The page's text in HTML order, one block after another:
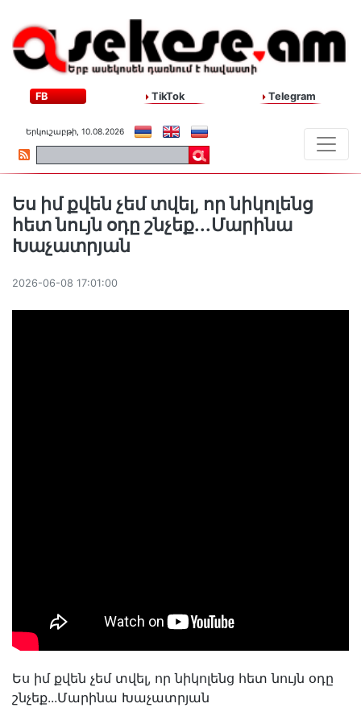
FB TikTok Telegram
Երկուշաբթի, 10.08.2026
Ես իմ քվեն չեմ տվել, որ նիկոլենց
հետ նույն օդը շնչեք...Մարինա
Խաչատրյան
2026-06-08 17:01:00
Ես իմ քվեն չեմ տվել, որ նիկոլենց հետ նույն օդը
շնչեք...Մարինա Խաչատրյան